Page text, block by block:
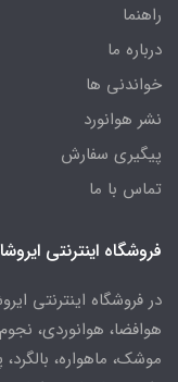
راهنما
درباره ما
خواندنی ها
نشر هوانورد
پیگیری سفارش
تماس با ما
فروشگاه اینترنتی
در فروشگاه اینترنتی
هوافضا، هوانوردی،
موشک، ماهواره، بالگرد،